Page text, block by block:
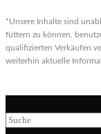
*Unsere Inhalte sind
füttern zu können,
qualifizierten Verkäufen
weiterhin aktuelle